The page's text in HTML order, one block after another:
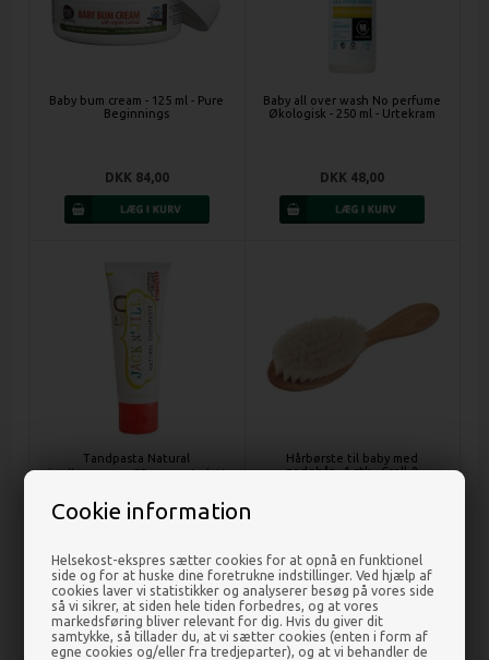
Cookie information
Helsekost-ekspres sætter cookies for at opnå en funktionel
side og for at huske dine foretrukne indstillinger. Ved hjælp af
cookies laver vi statistikker og analyserer besøg på vores side
så vi sikrer, at siden hele tiden forbedres, og at vores
markedsføring bliver relevant for dig. Hvis du giver dit
samtykke, så tillader du, at vi sætter cookies (enten i form af
egne cookies og/eller fra tredjeparter), og at vi behandler de
Baby bum cream - 125 ml - Pure
Beginnings
DKK 84,00
Baby all over wash No perfume
Økologisk - 250 ml - Urtekram
DKK 48,00
Tandpasta Natural
jordbærsmag - 50 gram - Jack N
Hårbørste til baby med
gedehår - 1 stk - Croll &